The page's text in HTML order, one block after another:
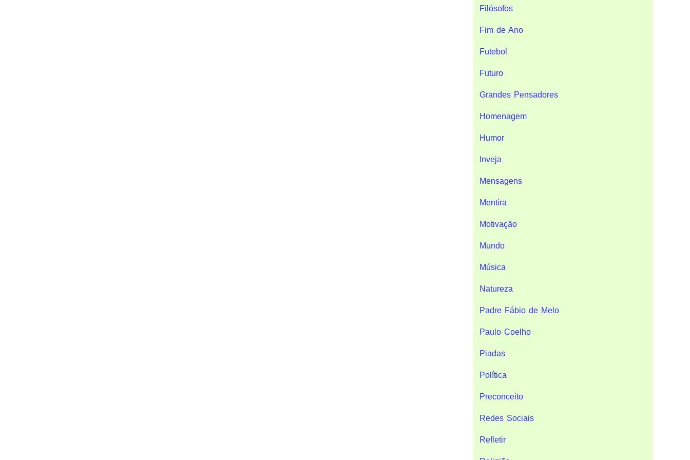
Filósofos
Fim de Ano
Futebol
Futuro
Grandes Pensadores
Homenagem
Humor
Inveja
Mensagens
Mentira
Motivação
Mundo
Música
Natureza
Padre Fábio de Melo
Paulo Coelho
Piadas
Política
Preconceito
Redes Sociais
Refletir